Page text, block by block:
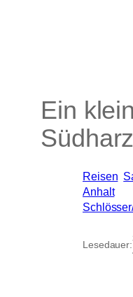
Ein
Südharz
Reisen
Anhalt
Lesedauer: